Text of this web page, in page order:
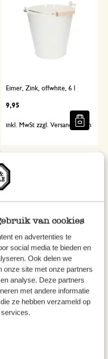
van cookies
en advertenties te
social media te bieden en
Ook delen we
onze site met onze partners
analyse. Deze partners
met andere informatie
ze hebben verzameld op
Eimer, Zink, offwhite, 6 l
9,95
inkl. MwSt zzgl. Versandkosten
Fusselentferner mit Holzgriff
6,95
inkl. MwSt zzgl. Versandkosten